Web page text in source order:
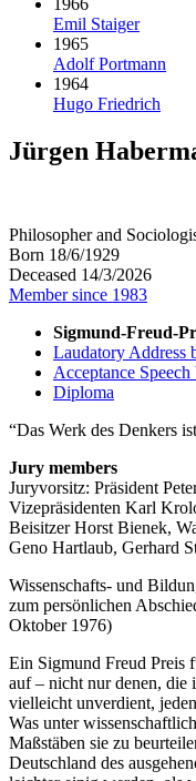
Emil Staiger
1965
Adolf Portmann
1964
Hugo Friedrich
Jürgen
Philosopher and
Born 18/6/1929
Deceased 14/3/2026
Member since 1983
Sigmund-Freud-
Laudatory Address
Acceptance
Diploma
Das Werk des Denkers
Jury members
Juryvorsitz: Präsident
Vizepräsidenten Karl
Beisitzer Horst Bienek,
Geno Hartlaub, Gerhard
Wissenschafts- und
zum persönlichen
Oktober 1976)
Ein Sigmund Freud Preis
auf – nicht nur denen, die
vielleicht unverdient,
Was unter
Maßstäben sie zu
Deutschland des